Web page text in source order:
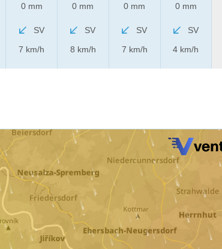
0 mm
SV
7 km/h
0 mm
SV
8 km/h
0 mm
SV
7 km/h
0 mm
SV
4 km/h